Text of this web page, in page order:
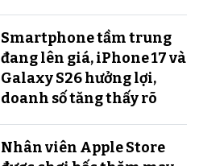
Smartphone tầm trung
đang lên giá, iPhone 17 và
Galaxy S26 hưởng lợi,
doanh số tăng thấy rõ
Nhân viên Apple Store